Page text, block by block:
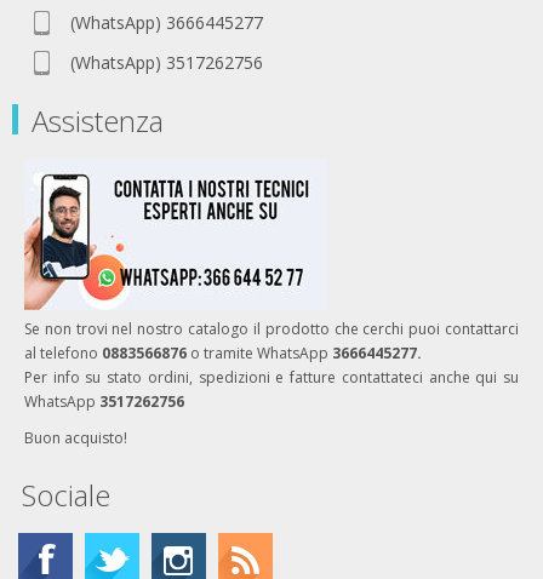
(WhatsApp) 3666445277
(WhatsApp) 3517262756
Assistenza
Se non trovi nel nostro catalogo il prodotto che cerchi puoi contattarci
al telefono 0883566876 o tramite WhatsApp 3666445277.
Per info su stato ordini, spedizioni e fatture contattateci anche qui su
WhatsApp 3517262756
Buon acquisto!
Sociale